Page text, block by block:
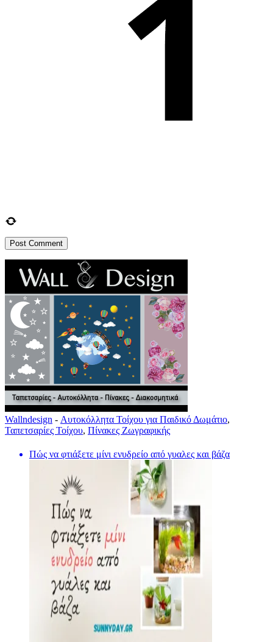
Wallndesign - Αυτοκόλλητα Τοίχου για Παιδικό Δωμάτιο,
Ταπετσαρίες Τοίχου, Πίνακες Ζωγραφικής
Πώς να φτιάξετε μίνι ενυδρείο από γυαλες και βάζα